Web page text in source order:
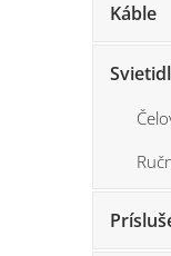
Káble